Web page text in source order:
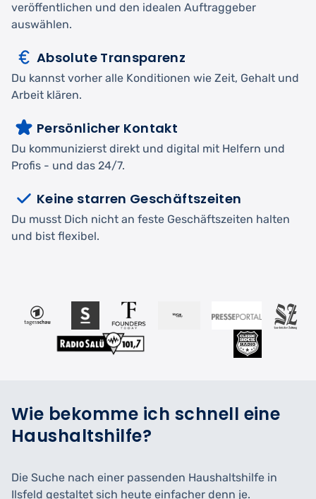
veröffentlichen und den idealen Auftraggeber
auswählen.
Absolute Transparenz
Du kannst vorher alle Konditionen wie Zeit, Gehalt und
Arbeit klären.
Persönlicher Kontakt
Du kommunizierst direkt und digital mit Helfern und
Profis - und das 24/7.
Keine starren Geschäftszeiten
Du musst Dich nicht an feste Geschäftszeiten halten
und bist flexibel.
Wie bekomme ich schnell eine
Haushaltshilfe?
Die Suche nach einer passenden Haushaltshilfe in
Ilsfeld gestaltet sich heute einfacher denn je.